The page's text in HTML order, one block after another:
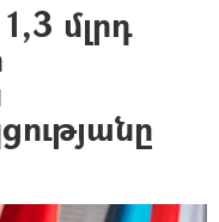
մլրդ